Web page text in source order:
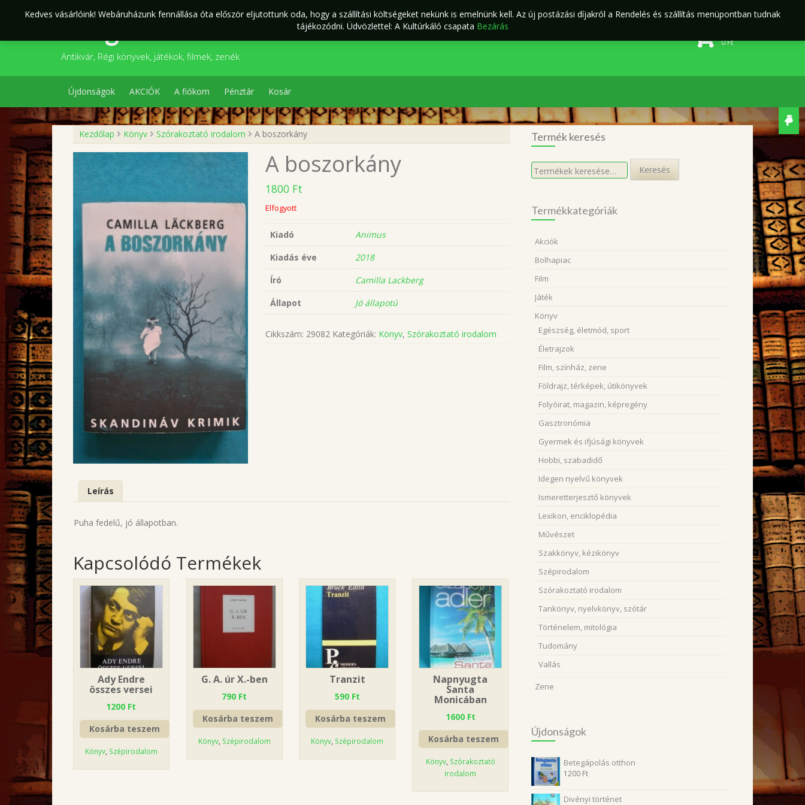
ÁSZF Kapcsolat Rendelés és szállítás Adatvédelmi irányelvek
Szegedi Kultúrkáló Webáruház
Antikvár, Régi könyvek, játékok, filmek, zenék
0Ft
Újdonságok AKCIÓK A fiókom Pénztár Kosár
Kezdőlap Könyv Szórakoztató irodalom A boszorkány
A boszorkány
1800 Ft
Elfogyott
Kiadó
Animus
Kiadás éve
2018
Író
Camilla Lackberg
Állapot
Jó állapotú
Cikkszám: 29082 Kategóriák: Könyv,Szórakoztató irodalom
Leírás
Puha fedelű, jó állapotban.
Kapcsolódó Termékek
Ady Endre
összes versei
1200 Ft
Kosárba teszem
Könyv, Szépirodalom
G. A. úr X.-ben
790 Ft
Kosárba teszem
Könyv, Szépirodalom
Tranzit
590 Ft
Kosárba teszem
Könyv Szépirodalom
Napnyugta
Santa
Monicában
1600 Ft
Kosárba teszem
Könyv, Szórakoztató
irodalom
Termék keresés
Keresés
a
Keresés
Termékkategóriák
Akciók
Bolhapiac
Film
Játék
Könyv
Egészség, életmód, sport
Életrajzok
Film, színház, zene
Földrajz, térképek, útikönyvek
Folyóirat, magazin, képregény
Gasztronómia
Gyermek és ifjúsági könyvek
Hobbi, szabadidő
Idegen nyelvű könyvek
Ismeretterjesztő könyvek
Lexikon, enciklopédia
Művészet
Szakkönyv, kézikönyv
Szépirodalom
Szórakoztató irodalom
Tankönyv, nyelvkönyv, szótár
Történelem, mitológia
Tudomány
Vallás
Zene
Újdonságok
Betegápolás otthon
1200 Ft
Divényi történet
Kedves vásárlóink! Webáruházunk fennállása óta először eljutottunk oda, hogy a szállítási költségeket nekünk is emelnünk kell. Az új postázási díjakról a Rendelés és szállítás menüpontban tudnak
tájékozódni. Üdvözlettel: A Kultúrkáló csapata Bezárás